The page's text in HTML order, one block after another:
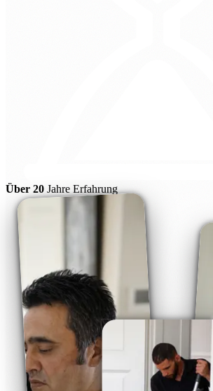
Über 20 Jahre Erfahrung